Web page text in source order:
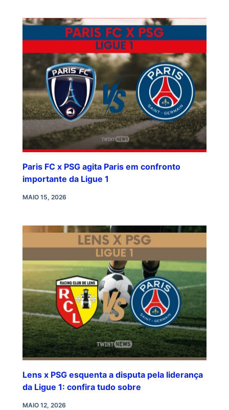
Paris FC x PSG agita Paris em confronto
importante da Ligue 1
MAIO 15, 2026
Lens x PSG esquenta a disputa pela liderança
da Ligue 1: confira tudo sobre
MAIO 12, 2026